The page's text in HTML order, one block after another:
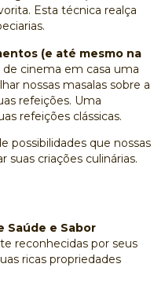
Esta técnica realça
(e até mesmo na
de cinema em casa uma
nossas masalas sobre a
refeições. Uma
refeições clássicas.
possibilidades que nossas
suas criações culinárias.
Saúde e Sabor
reconhecidas por seus
ricas propriedades